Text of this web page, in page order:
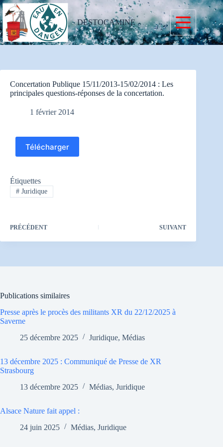
Passer
au
contenu
DESTOCAMINE
Concertation Publique 15/11/2013-15/02/2014 : Les
principales questions-réponses de la concertation.
1 février 2014
Télécharger
Étiquettes
#Juridique
PRÉCÉDENT SUIVANT
Publications similaires
Presse après le procès des militants XR du 22/12/2025 à
Saverne
25 décembre 2025
Juridique, Médias
13 décembre 2025 : Communiqué de Presse de XR
Strasbourg
13 décembre 2025
Médias, Juridique
Alsace Nature fait appel :
24 juin 2025
Médias, Juridique